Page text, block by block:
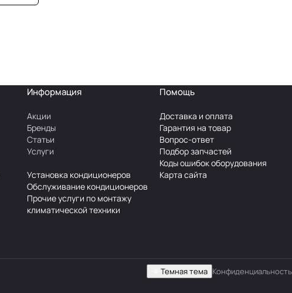
Информация
Акции
Бренды
Статьи
Услуги
Установка кондиционеров
Обслуживание кондиционеров
Прочие услуги по монтажу
климатической техники
Помощь
Доставка и оплата
Гарантия на товар
Вопрос-ответ
Подбор запчастей
Коды ошибок оборудования
Карта сайта
Темная тема Конфиденциальность